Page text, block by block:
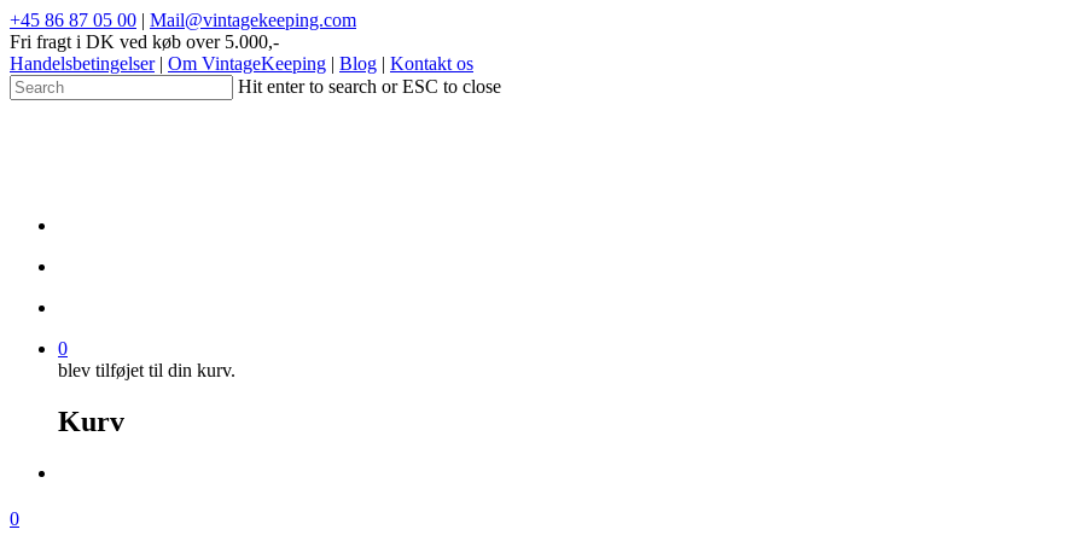
+45 86 87 05 00 | Mail@vintagekeeping.com
Fri fragt i DK ved køb over 5.000,-
Handelsbetingelser| Om VintageKeeping | Blog | Kontakt os
Hit enter to search or ESC to close
0
blev tilføjet til din kurv.
Kurv
0